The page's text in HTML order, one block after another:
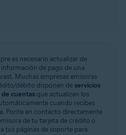
es necesario actualizar de
de pago de una
Muchas empresas emisoras
débito disponen de servicios
cuentas que actualizan los
cuando recibes
Ponte en contacto directamente
de tu tarjeta de crédito o
tus páginas de soporte para